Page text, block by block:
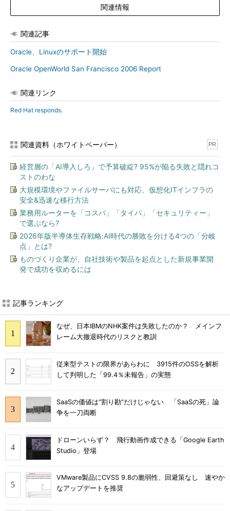
関連情報
関連記事
Oracle、Linuxのサポート開始
Oracle OpenWorld San Francisco 2006 Report
関連リンク
Red Hat responds.
関連資料（ホワイトペーパー） PR
経営層の「AI導入しろ」で予算破綻? 95%が陥る失敗と隠れコ
ストのわな
大規模環境やファイルサーバにも対応、仮想化ITインフラの
安全&迅速な移行方法
業務用ルーターを「コスパ」「タイパ」「セキュリティー」
で選ぶなら?
2026年版半導体生存戦略:AI時代の勝敗を分ける4つの「分岐
点」とは?
ものづくり企業が、自社技術や製品を起点とした新規事業開
発で成功を収めるには
記事ランキング
なぜ、日本IBMのNHK案件は失敗したのか？ メインフ
レーム大撤退時代のリスクと教訓
従来型テストの限界があらわに 3915件のOSSを解析
して判明した「99.4％未報告」の実態
SaaSの価値は“割り勘”だけじゃない 「SaaSの死」論
争を一刀両断
ドローンいらず？ 飛行動画作成できる「Google Earth
Studio」登場
VMware製品にCVSS 9.8の脆弱性、回避策なし 速やか
なアップデートを推奨